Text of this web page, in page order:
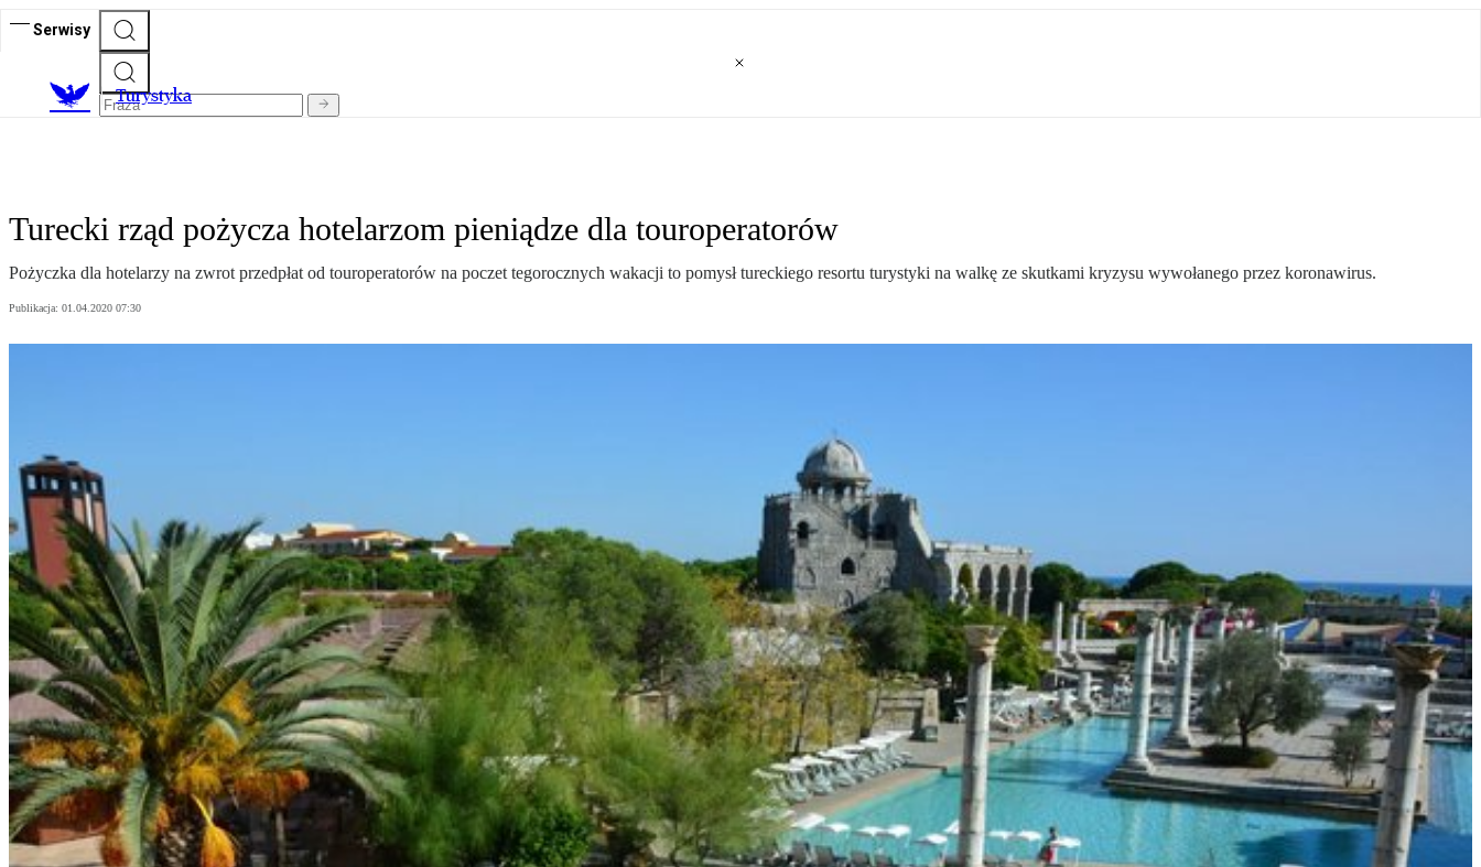
Serwisy
Turystyka
Turecki rząd pożycza hotelarzom pieniądze dla touroperatorów
Pożyczka dla hotelarzy na zwrot przedpłat od touroperatorów na poczet tegorocznych wakacji to pomysł tureckiego resortu turystyki na walkę ze skutkami kryzysu wywołanego przez koronawirus.
Publikacja: 01.04.2020 07:30